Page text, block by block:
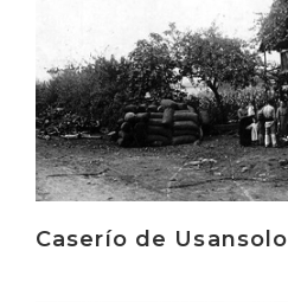
Caserío de Usansolo